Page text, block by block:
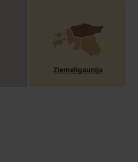
Ziemeļigaunija